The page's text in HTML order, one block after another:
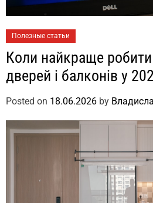
Полезные статьи
Коли найкраще
дверей і балконів у
Posted on 18.06.2026 by